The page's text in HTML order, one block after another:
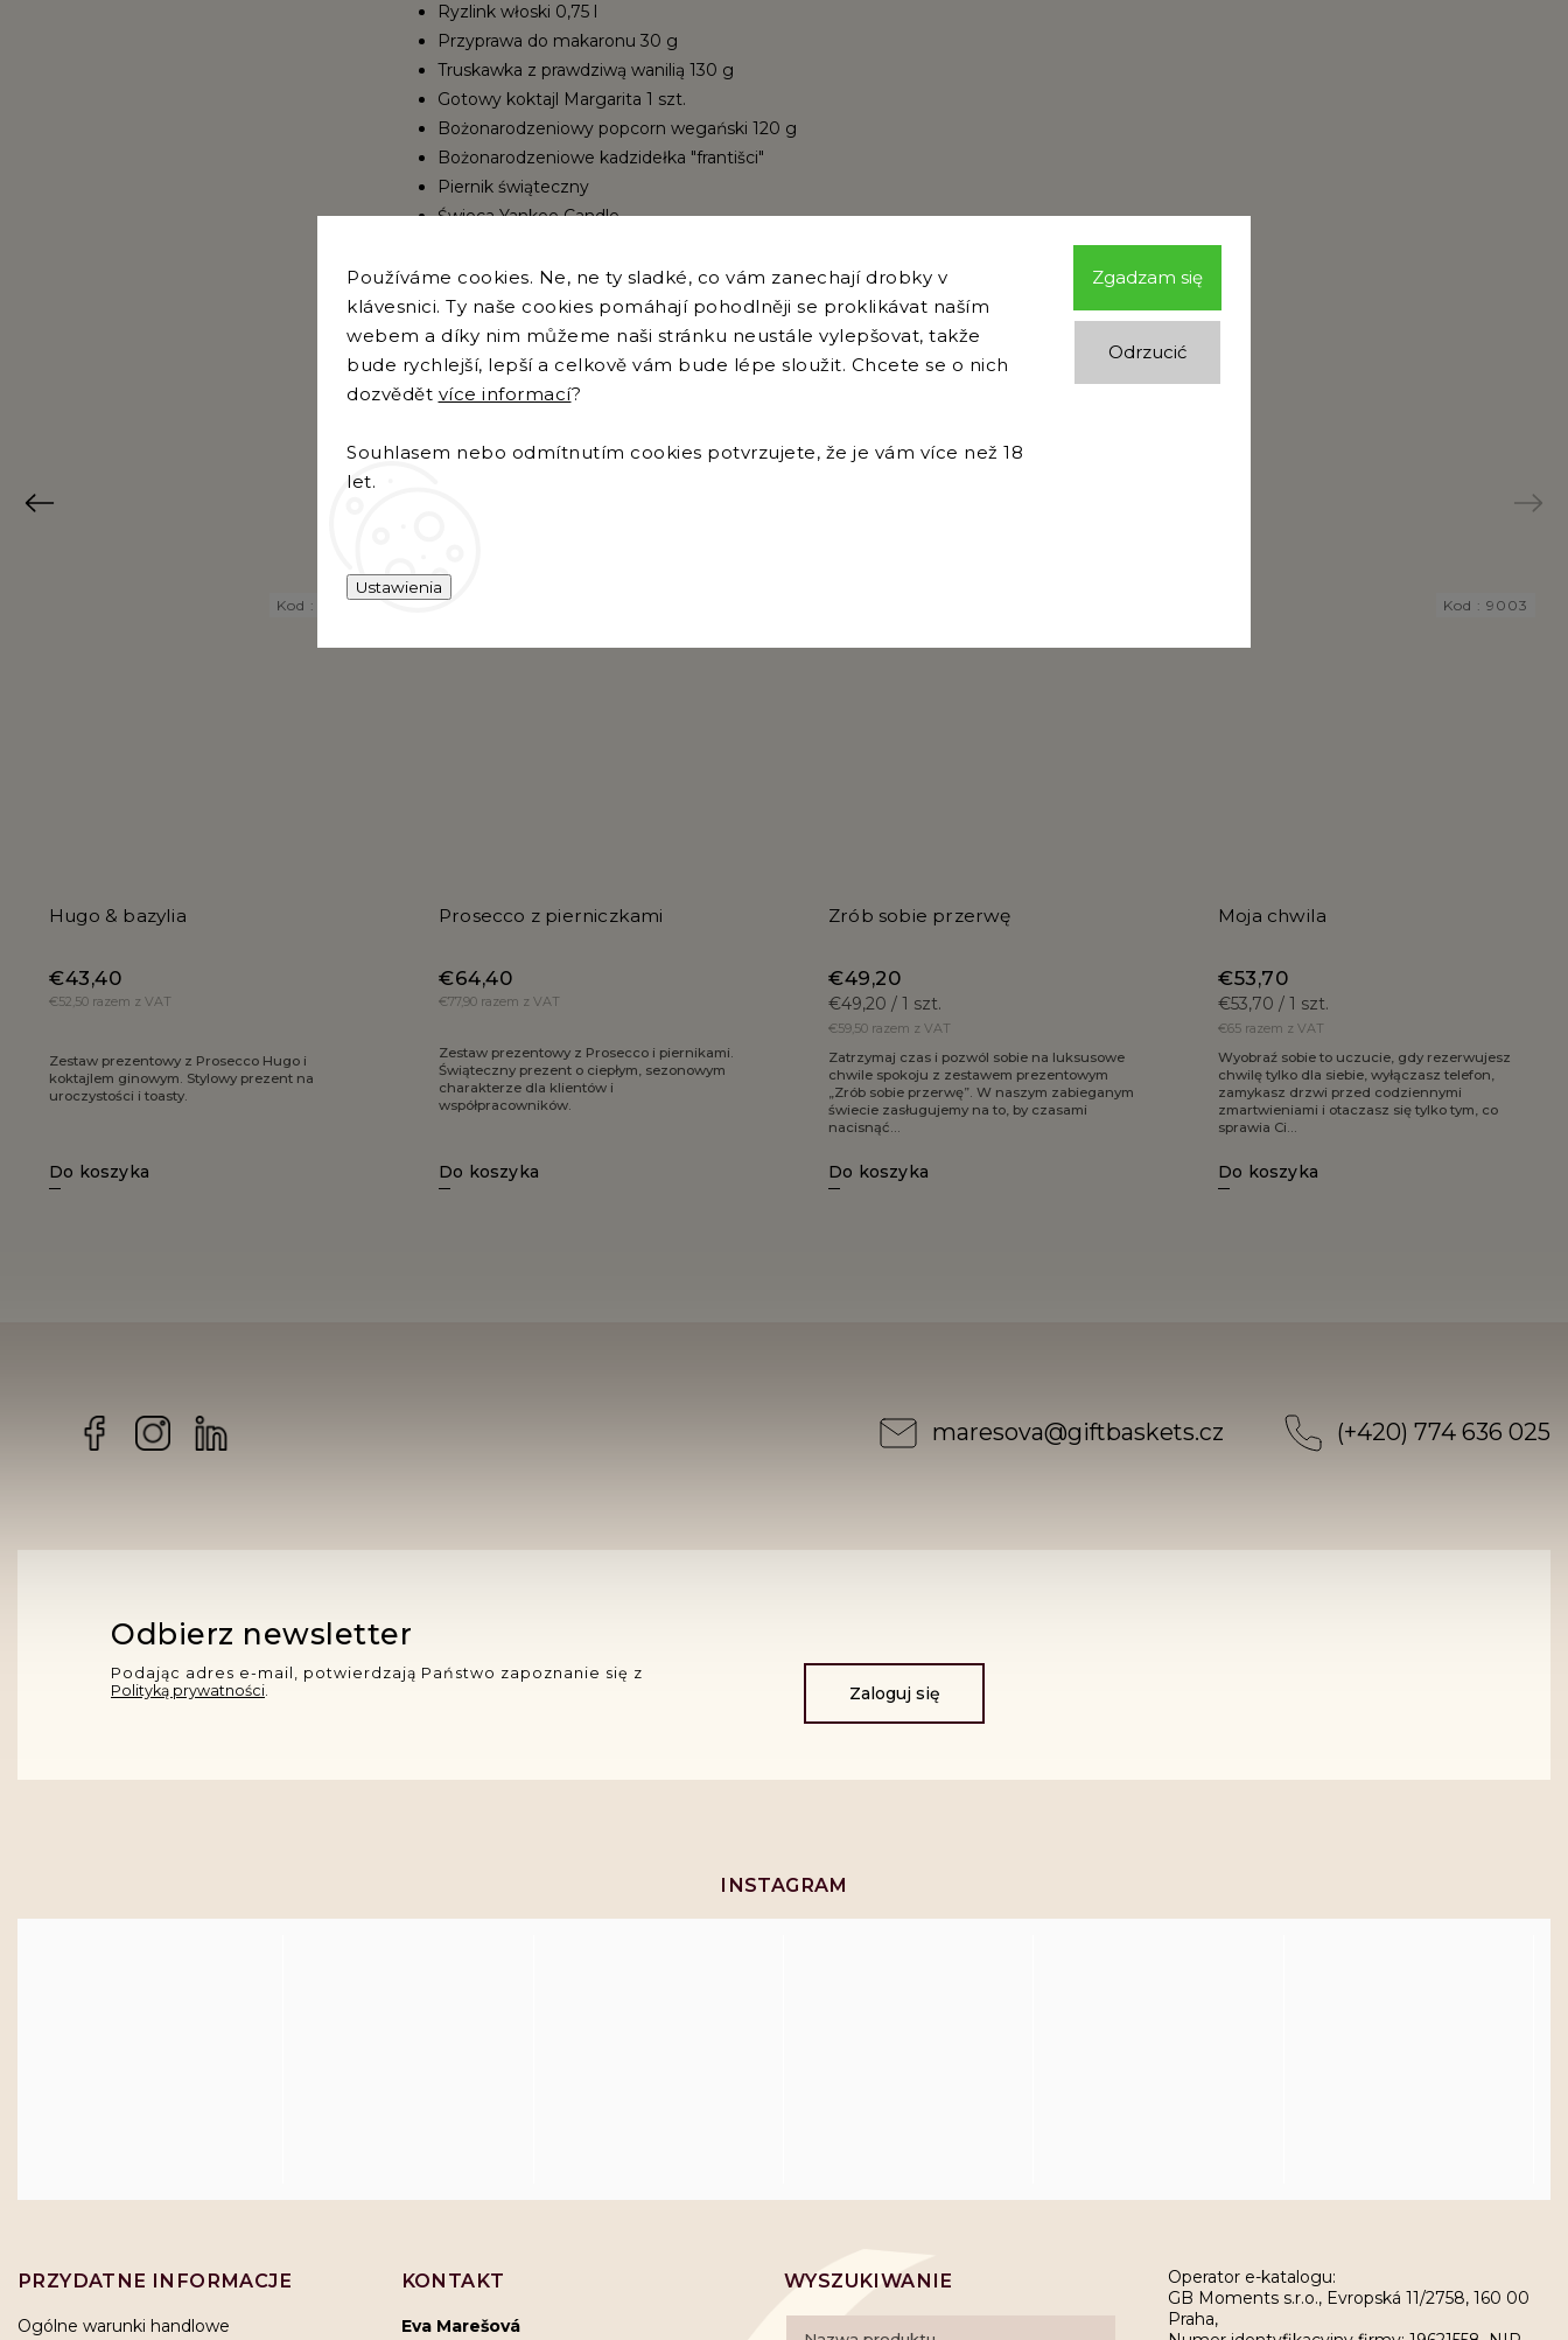
Používáme cookies. Ne, ne ty sladké, co vám zanechají drobky v
klávesnici. Ty naše cookies pomáhají pohodlněji se proklikávat naším
webem a díky nim můžeme naši stránku neustále vylepšovat, takže
bude rychlejší, lepší a celkově vám bude lépe sloužit. Chcete se o nich
dozvědět více informací?
Souhlasem nebo odmítnutím cookies potvrzujete, že je vám více než 18
let.
Ustawienia
Odrzucić
Zgadzam się
Ryzlink włoski 0,75 l
Przyprawa do makaronu 30 g
Truskawka z prawdziwą wanilią 130 g
Gotowy koktajl Margarita 1 szt.
Bożonarodzeniowy popcorn wegański 120 g
Bożonarodzeniowe kadzidełka "františci"
Piernik świąteczny
Świeca Yankee Candle
Francuski nugat z żurawiną 100 g
Pralinka
Previous
Hugo & bazylia
€52,50 razem z VAT
€43,40
Do koszyka
Zestaw prezentowy z Prosecco Hugo i
koktajlem ginowym. Stylowy prezent na
uroczystości i toasty.
Kod : 9097
Prosecco z pierniczkami
€77,90 razem z VAT
€64,40
Do koszyka
Zestaw prezentowy z Prosecco i piernikami.
Świąteczny prezent o ciepłym, sezonowym
charakterze dla klientów i
współpracowników.
Zrób sobie przerwę
€59,50 razem z VAT
€49,20
€49,20 / 1 szt.
Do koszyka
Zatrzymaj czas i pozwól sobie na luksusowe
chwile spokoju z zestawem prezentowym
„Zrób sobie przerwę”. W naszym zabieganym
świecie zasługujemy na to, by czasami
nacisnąć...
Moja chwila
€65 razem z VAT
€53,70
€53,70 / 1 szt.
Do koszyka
Wyobraź sobie to uczucie, gdy rezerwujesz
chwilę tylko dla siebie, wyłączasz telefon,
zamykasz drzwi przed codziennymi
zmartwieniami i otaczasz się tylko tym, co
sprawia Ci...
Kod : 9003
Next
FacebookInstagram maresova@giftbaskets.cz (+420) 774 636 025
Odbierz newsletter
Podając adres e-mail, potwierdzają Państwo zapoznanie się z
Polityką prywatności. Zaloguj się
PRZYDATNE INFORMACJE
Ogólne warunki handlowe
KONTAKT
Eva Marešová
WYSZUKIWANIE
Operator e-katalogu:
GB Moments s.r.o., Evropská 11/2758, 160 00
Praha,
INSTAGRAM